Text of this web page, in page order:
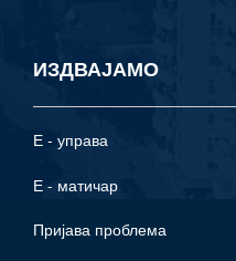
ИЗДВАЈАМО
Е - управа
Е - матичар
Пријава проблема